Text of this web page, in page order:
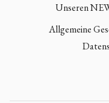
Unseren
Allgemeine